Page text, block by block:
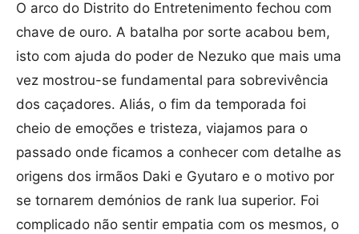
O arco do Distrito do Entretenimento fechou com
chave de ouro. A batalha por sorte acabou bem,
isto com ajuda do poder de Nezuko que mais uma
vez mostrou-se fundamental para sobrevivência
dos caçadores. Aliás, o fim da temporada foi
cheio de emoções e tristeza, viajamos para o
passado onde ficamos a conhecer com detalhe as
origens dos irmãos Daki e Gyutaro e o motivo por
se tornarem demónios de rank lua superior. Foi
complicado não sentir empatia com os mesmos, o